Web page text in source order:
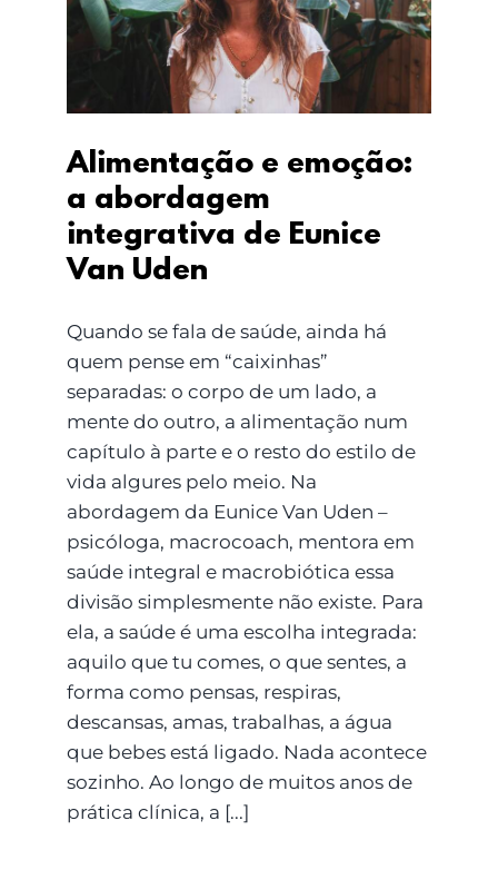
integrativa de Eunice
Van Uden
Alimentação e emoção:
a abordagem
integrativa de Eunice
Van Uden
Quando se fala de saúde, ainda há
quem pense em “caixinhas”
separadas: o corpo de um lado, a
mente do outro, a alimentação num
capítulo à parte e o resto do estilo de
vida algures pelo meio. Na
abordagem da Eunice Van Uden –
psicóloga, macrocoach, mentora em
saúde integral e macrobiótica essa
divisão simplesmente não existe. Para
ela, a saúde é uma escolha integrada:
aquilo que tu comes, o que sentes, a
forma como pensas, respiras,
descansas, amas, trabalhas, a água
que bebes está ligado. Nada acontece
sozinho. Ao longo de muitos anos de
prática clínica, a [...]